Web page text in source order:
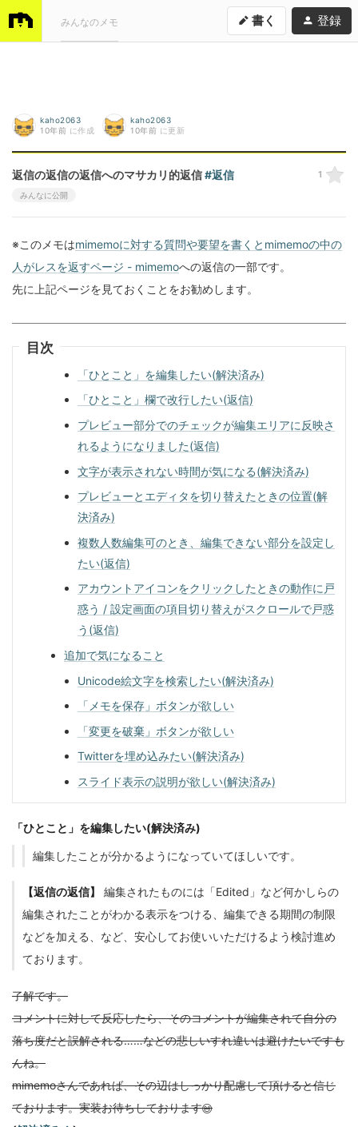
みんなのメモ 書く 登録
kaho2063
10年前 に作成
kaho2063
10年前 に更新
1
返信の返信の返信へのマサカリ的返信#返信
みんなに公開
※このメモはmimemoに対する質問や要望を書くとmimemoの中の
人がレスを返すページ - mimemoへの返信の一部です。
先に上記ページを見ておくことをお勧めします。
目次
「ひとこと」を編集したい(解決済み)
「ひとこと」欄で改行したい(返信)
プレビュー部分でのチェックが編集エリアに反映さ
れるようになりました(返信)
文字が表示されない時間が気になる(解決済み)
プレビューとエディタを切り替えたときの位置(解
決済み)
複数人数編集可のとき、編集できない部分を設定し
たい(返信)
アカウントアイコンをクリックしたときの動作に戸
惑う / 設定画面の項目切り替えがスクロールで戸惑
う(返信)
追加で気になること
Unicode絵文字を検索したい(解決済み)
「メモを保存」ボタンが欲しい
「変更を破棄」ボタンが欲しい
Twitterを埋め込みたい(解決済み)
スライド表示の説明が欲しい(解決済み)
「ひとこと」を編集したい(解決済み)
編集したことが分かるようになっていてほしいです。
【返信の返信】
編集されたものには「Edited」など何かしらの
編集されたことがわかる表示をつける、編集できる期間の制限
などを加える、など、安心してお使いいただけるよう検討進め
ております。
了解です。
コメントに対して反応したら、そのコメントが編集されて自分の
落ち度だと誤解される……などの悲しいすれ違いは避けたいですも
んね。
mimemoさんであれば、その辺はしっかり配慮して頂けると信じ
ております。実装お待ちしております😄